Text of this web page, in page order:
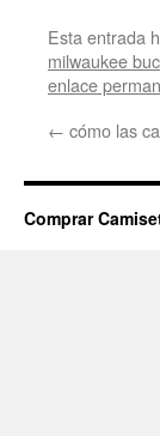
Esta entrada
milwaukee
enlace
← cómo las
Comprar